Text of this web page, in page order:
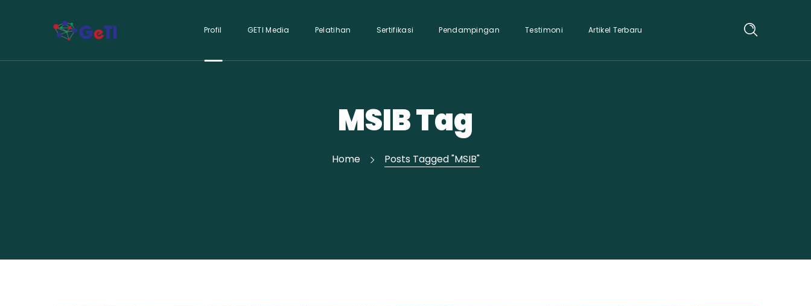
Profil GETI Media Pelatihan Sertifikasi Pendampingan Testimoni Artikel Terbaru
MSIB Tag
Home Posts Tagged "MSIB"